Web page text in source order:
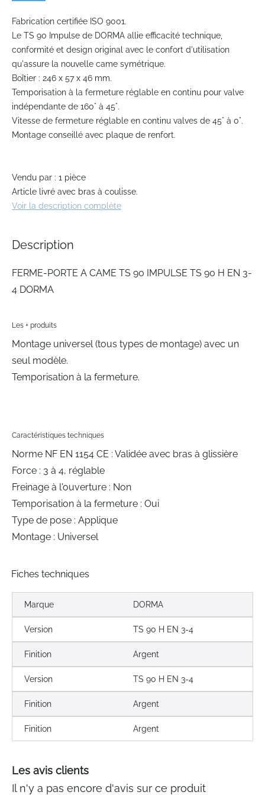
to
the
beginning
of
the
images
gallery
Fabrication certifiée ISO 9001.
Le TS 90 Impulse de DORMA allie efficacité technique,
conformité et design original avec le confort d'utilisation
qu'assure la nouvelle came symétrique.
Boîtier : 246 x 57 x 46 mm.
Temporisation à la fermeture réglable en continu pour valve
indépendante de 160° à 45°.
Vitesse de fermeture réglable en continu valves de 45° à 0°.
Montage conseillé avec plaque de renfort.
Vendu par : 1 pièce
Article livré avec bras à coulisse.
Voir la description complète
Description
FERME-PORTE A CAME TS 90 IMPULSE TS 90 H EN 3-
4 DORMA
Les + produits
Montage universel (tous types de montage) avec un
seul modèle.
Temporisation à la fermeture.
Caractéristiques techniques
Norme NF EN 1154 CE : Validée avec bras à glissière
Force : 3 à 4, réglable
Freinage à l'ouverture : Non
Temporisation à la fermeture : Oui
Type de pose : Applique
Montage : Universel
Fiches techniques
Marque DORMA
Version TS 90 H EN 3-4
Finition Argent
Version TS 90 H EN 3-4
Finition Argent
Finition Argent
Les avis clients
Il n'y a pas encore d'avis sur ce produit